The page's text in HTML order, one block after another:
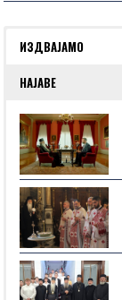
ИЗДВАЈАМО
НАЈАВЕ